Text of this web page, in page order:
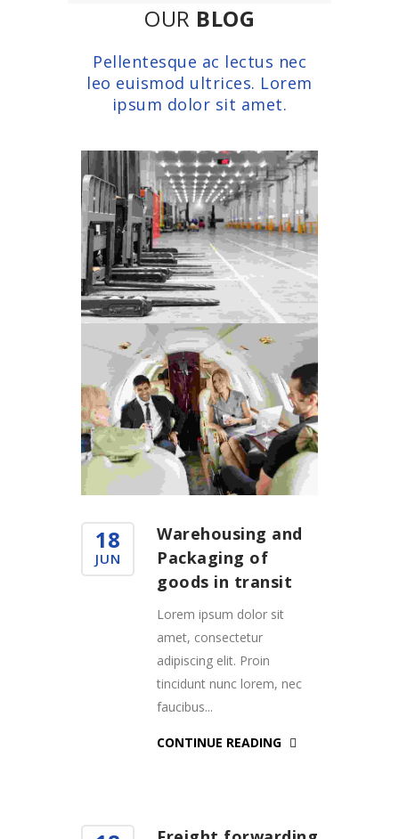
OUR BLOG
Pellentesque ac lectus nec
leo euismod ultrices. Lorem
ipsum dolor sit amet.
18
JUN
Warehousing and
Packaging of
goods in transit
Lorem ipsum dolor sit
amet, consectetur
adipiscing elit. Proin
tincidunt nunc lorem, nec
faucibus...
CONTINUE READING